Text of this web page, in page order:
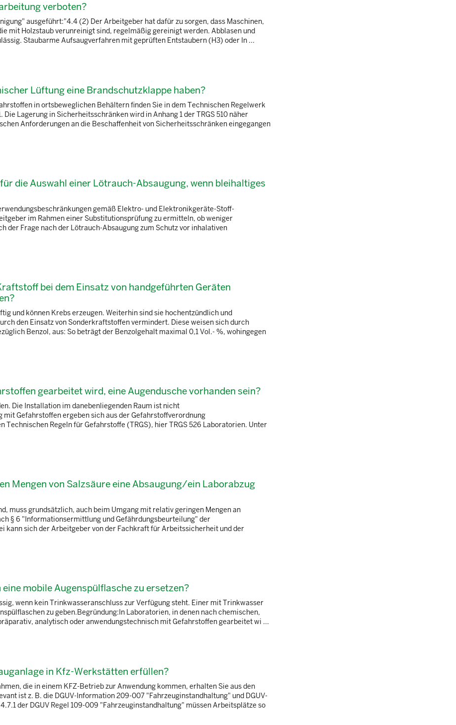
verboten?
ausgeführt:"4.4 (2) Der Arbeitgeber hat dafür zu sorgen, dass Maschinen,
mit Holzstaub verunreinigt sind, regelmäßig gereinigt werden. Abblasen und
Staubarme Aufsaugverfahren mit geprüften Entstaubern (H3) oder In ...
Lüftung eine Brandschutzklappe haben?
in ortsbeweglichen Behältern finden Sie in dem Technischen Regelwerk
Lagerung in Sicherheitsschränken wird in Anhang 1 der TRGS 510 näher
Anforderungen an die Beschaffenheit von Sicherheitsschränken eingegangen
die Auswahl einer Lötrauch-Absaugung, wenn bleihaltiges
gemäß Elektro- und Elektronikgeräte-Stoff-
im Rahmen einer Substitutionsprüfung zu ermitteln, ob weniger
der Frage nach der Lötrauch-Absaugung zum Schutz vor inhalativen
bei dem Einsatz von handgeführten Geräten
und können Krebs erzeugen. Weiterhin sind sie hochentzündlich und
den Einsatz von Sonderkraftstoffen vermindert. Diese weisen sich durch
Benzol, aus: So beträgt der Benzolgehalt maximal 0,1 Vol.- %, wohingegen
gearbeitet wird, eine Augendusche vorhanden sein?
Die Installation im danebenliegenden Raum ist nicht
Gefahrstoffen ergeben sich aus der Gefahrstoffverordnung
Regeln für Gefahrstoffe (TRGS), hier TRGS 526 Laboratorien. Unter
Mengen von Salzsäure eine Absaugung/ein Laborabzug
muss grundsätzlich, auch beim Umgang mit relativ geringen Mengen an
§ 6 "Informationsermittlung und Gefährdungsbeurteilung" der
kann sich der Arbeitgeber von der Fachkraft für Arbeitssicherheit und der
mobile Augenspülflasche zu ersetzen?
wenn kein Trinkwasseranschluss zur Verfügung steht. Einer mit Trinkwasser
zu geben.Begründung:In Laboratorien, in denen nach chemischen,
analytisch oder anwendungstechnisch mit Gefahrstoffen gearbeitet wi ...
in Kfz-Werkstätten erfüllen?
die in einem KFZ-Betrieb zur Anwendung kommen, erhalten Sie aus den
ist z. B. die DGUV-Information 209-007 "Fahrzeuginstandhaltung" und DGUV-
der DGUV Regel 109-009 "Fahrzeuginstandhaltung" müssen Arbeitsplätze so